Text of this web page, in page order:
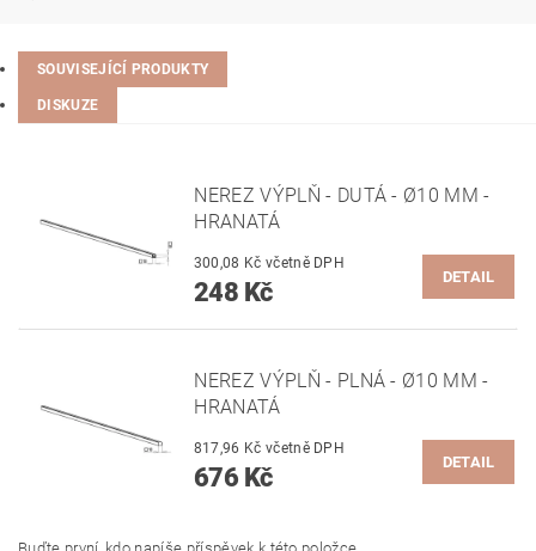
SOUVISEJÍCÍ PRODUKTY
DISKUZE
NEREZ VÝPLŇ - DUTÁ - Ø10 MM -
HRANATÁ
300,08 Kč včetně DPH
248 Kč
DETAIL
NEREZ VÝPLŇ - PLNÁ - Ø10 MM -
HRANATÁ
817,96 Kč včetně DPH
676 Kč
DETAIL